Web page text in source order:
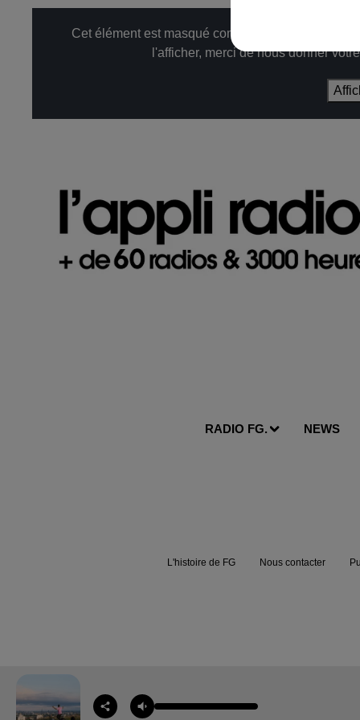
Cet élément est masqué compte-tenu du refus du
l'afficher, merci de nous donner
RADIO FG. NEWS
L'histoire de FG Nous contacter